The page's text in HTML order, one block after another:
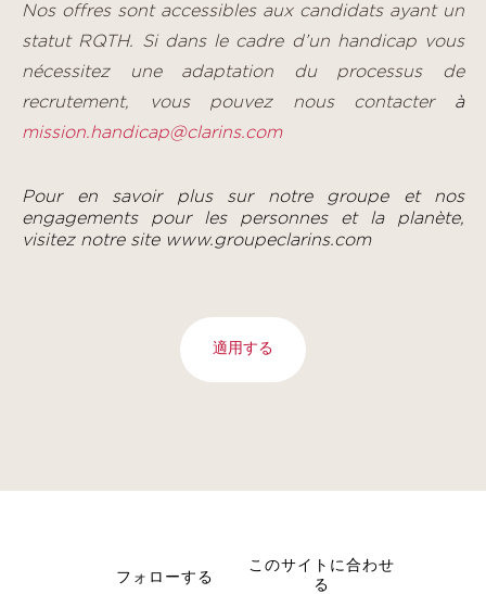
Nos offres sont accessibles aux candidats ayant un
statut RQTH. Si dans le cadre d’un handicap vous
nécessitez une adaptation du processus de
recrutement, vous pouvez nous contacter à
mission.handicap@clarins.com
Pour en savoir plus sur notre groupe et nos
engagements pour les personnes et la planète,
visitez notre site www.groupeclarins.com
適用する
フォローする
このサイトに合わせ
る